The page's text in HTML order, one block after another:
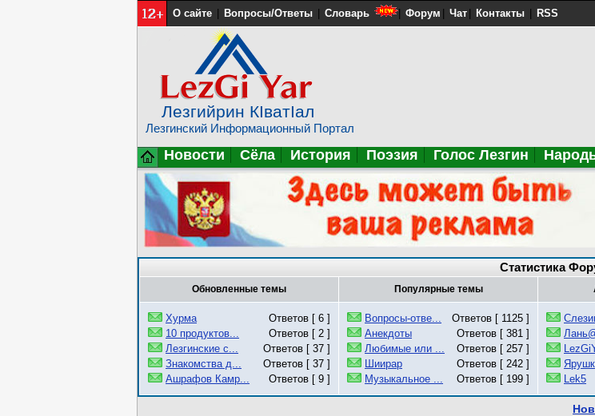
О сайте Вопросы/Ответы Словарь Форум Чат Контакты RSS
Лезгийрин КIватIал
Лезгинский Информационный Портал
Новости Сёла История Поэзия Голос Лезгин
Статистика
Обновленные темы Популярные темы
Хурма
Ответов [ 6 ]
10 продуктов...
Ответов [ 2 ]
Лезгинские с...
Ответов [ 37 ]
Знакомства д...
Ответов [ 37 ]
Ашрафов Камр...
Ответов [ 9 ]
Вопросы-отве...
Ответов [ 1125 ]
Анекдоты
Ответов [ 381 ]
Любимые или ...
Ответов [ 257 ]
Шиирар
Ответов [ 242 ]
Музыкальное ...
Ответов [ 199 ]
Lek5